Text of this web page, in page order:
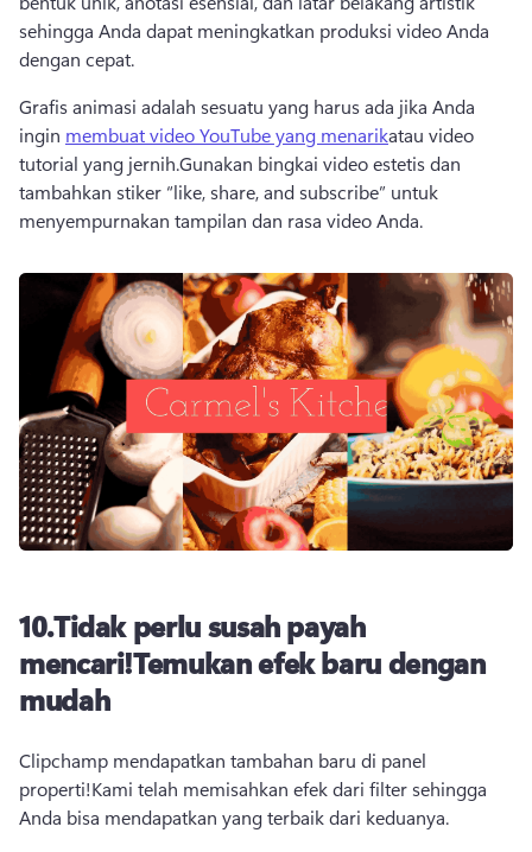
sehingga Anda dapat meningkatkan produksi video Anda
dengan cepat.
Grafis animasi adalah sesuatu yang harus ada jika Anda
ingin membuat video YouTube yang menarikatau video
tutorial yang jernih.Gunakan bingkai video estetis dan
tambahkan stiker “like, share, and subscribe” untuk
menyempurnakan tampilan dan rasa video Anda.
10.Tidak perlu susah payah
mencari!Temukan efek baru dengan
mudah
Clipchamp mendapatkan tambahan baru di panel
properti!Kami telah memisahkan efek dari filter sehingga
Anda bisa mendapatkan yang terbaik dari keduanya.